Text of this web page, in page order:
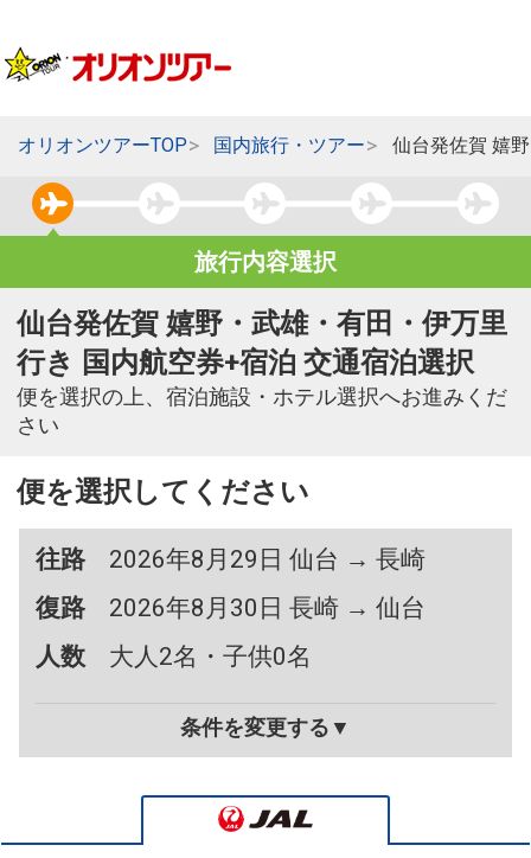
オリオンツアーTOP 国内旅行・ツアー 仙台発佐賀 嬉
旅行内容選択
仙台発佐賀 嬉野・武雄・有田・伊万里
行き 国内航空券+宿泊 交通宿泊選択
便を選択の上、宿泊施設・ホテル選択へお進みくだ
さい
便を選択してください
往路
2026年8月29日 仙台 → 長崎
復路
2026年8月30日 長崎 → 仙台
人数
大人2名・子供0名
条件を変更する▼